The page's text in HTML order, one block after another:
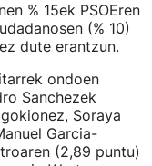
% 15ek PSOEren
(% 10)
dute erantzun.
ondoen
Sanchezek
Soraya
Garcia-
(2,89 puntu)